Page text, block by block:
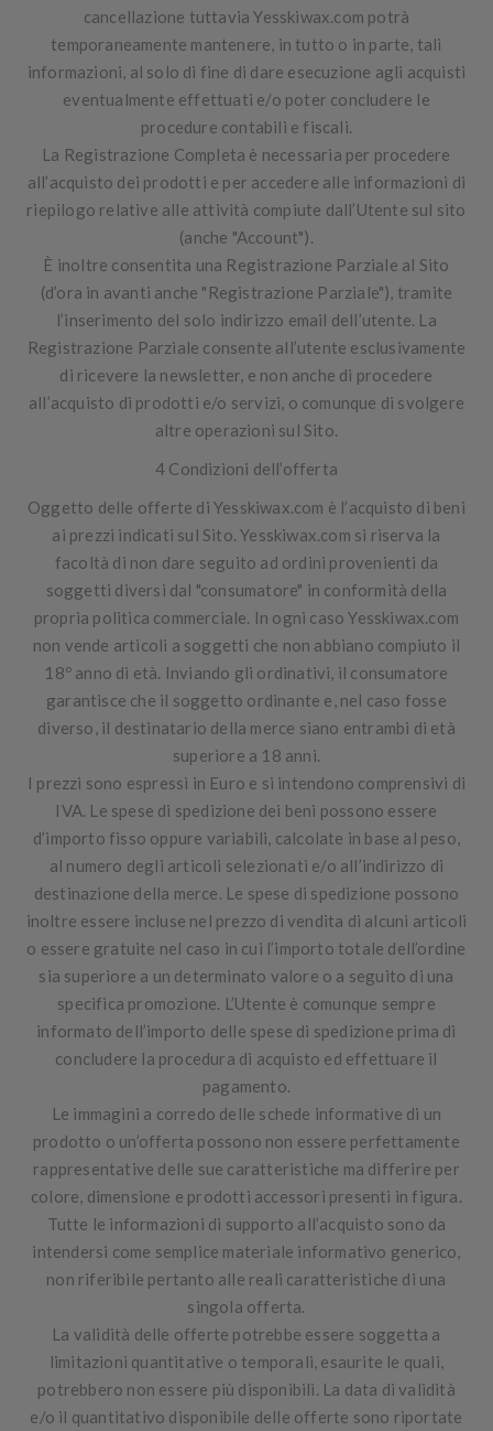
cancellazione tuttavia Yesskiwax.com potrà
temporaneamente mantenere, in tutto o in parte, tali
informazioni, al solo di fine di dare esecuzione agli acquisti
eventualmente effettuati e/o poter concludere le
procedure contabili e fiscali.
La Registrazione Completa è necessaria per procedere
all’acquisto dei prodotti e per accedere alle informazioni di
riepilogo relative alle attività compiute dall’Utente sul sito
(anche "Account").
È inoltre consentita una Registrazione Parziale al Sito
(d’ora in avanti anche " Registrazione Parziale"), tramite
l’inserimento del solo indirizzo email dell’utente. La
Registrazione Parziale consente all’utente esclusivamente
di ricevere la newsletter, e non anche di procedere
all’acquisto di prodotti e/o servizi, o comunque di svolgere
altre operazioni sul Sito.
4 Condizioni dell’offerta
Oggetto delle offerte di Yesskiwax.com è l’acquisto di beni
ai prezzi indicati sul Sito. Yesskiwax.com si riserva la
facoltà di non dare seguito ad ordini provenienti da
soggetti diversi dal "consumatore" in conformità della
propria politica commerciale. In ogni caso Yesskiwax.com
non vende articoli a soggetti che non abbiano compiuto il
18º anno di età. Inviando gli ordinativi, il consumatore
garantisce che il soggetto ordinante e, nel caso fosse
diverso, il destinatario della merce siano entrambi di età
superiore a 18 anni.
I prezzi sono espressi in Euro e si intendono comprensivi di
IVA. Le spese di spedizione dei beni possono essere
d’importo fisso oppure variabili, calcolate in base al peso,
al numero degli articoli selezionati e/o all’indirizzo di
destinazione della merce. Le spese di spedizione possono
inoltre essere incluse nel prezzo di vendita di alcuni articoli
o essere gratuite nel caso in cui l’importo totale dell’ordine
sia superiore a un determinato valore o a seguito di una
specifica promozione. L’Utente è comunque sempre
informato dell’importo delle spese di spedizione prima di
concludere la procedura di acquisto ed effettuare il
pagamento.
Le immagini a corredo delle schede informative di un
prodotto o un’offerta possono non essere perfettamente
rappresentative delle sue caratteristiche ma differire per
colore, dimensione e prodotti accessori presenti in figura.
Tutte le informazioni di supporto all’acquisto sono da
intendersi come semplice materiale informativo generico,
non riferibile pertanto alle reali caratteristiche di una
singola offerta.
La validità delle offerte potrebbe essere soggetta a
limitazioni quantitative o temporali, esaurite le quali,
potrebbero non essere più disponibili. La data di validità
e/o il quantitativo disponibile delle offerte sono riportate